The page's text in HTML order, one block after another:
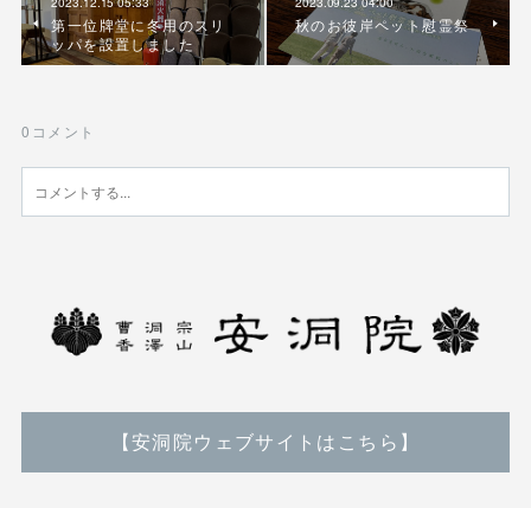
第一位牌堂に冬用のスリ
ッパを設置しました
秋のお彼岸ペット慰霊祭
0 コメント
【安洞院ウェブサイトはこちら】